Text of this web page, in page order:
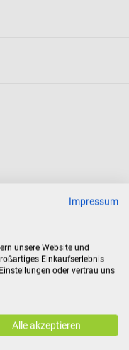
Impressum
unsere Website und
Einkaufserlebnis
oder vertrau uns
Alle akzeptieren